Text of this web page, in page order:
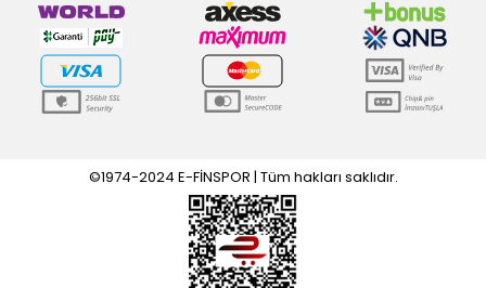
©1974-2024 E-FİNSPOR | Tüm hakları saklıdır.